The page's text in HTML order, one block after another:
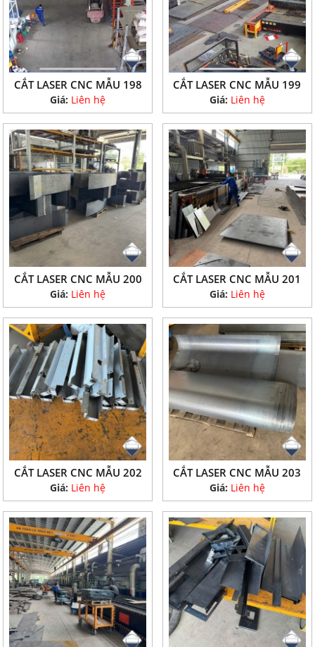
CẮT LASER CNC MẪU 198
Giá: Liên hệ
CẮT LASER CNC MẪU 199
Giá: Liên hệ
CẮT LASER CNC MẪU 200
Giá: Liên hệ
CẮT LASER CNC MẪU 201
Giá: Liên hệ
CẮT LASER CNC MẪU 202
Giá: Liên hệ
CẮT LASER CNC MẪU 203
Giá: Liên hệ